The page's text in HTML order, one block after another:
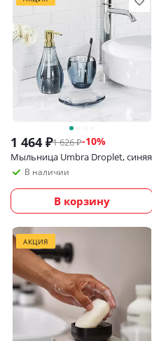
1 464 ₽1 626₽-10%
Мыльница Umbra Droplet, синяя
В наличии
В корзину
АКЦИЯ